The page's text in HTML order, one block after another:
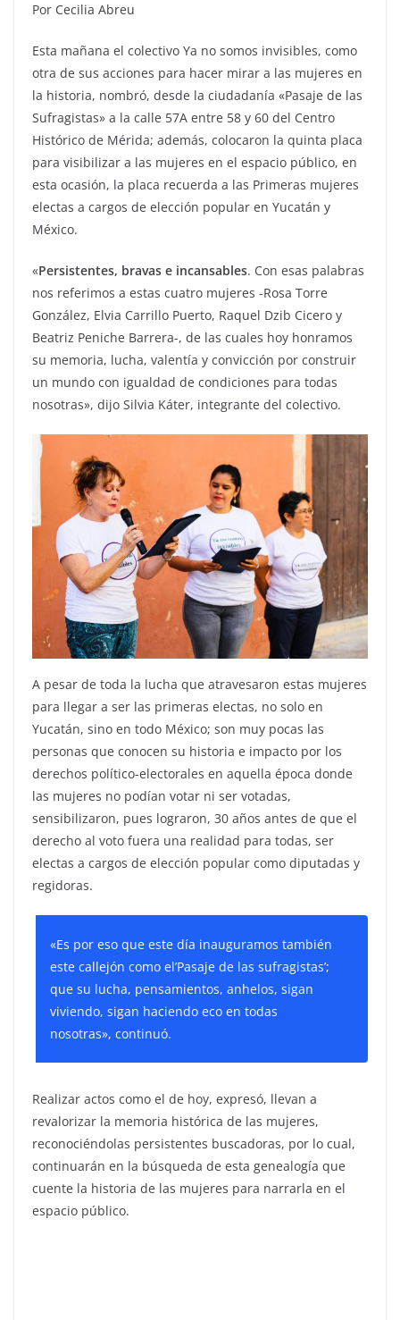
Por Cecilia Abreu
Esta mañana el colectivo Ya no somos invisibles, como
otra de sus acciones para hacer mirar a las mujeres en
la historia, nombró, desde la ciudadanía «Pasaje de las
Sufragistas» a la calle 57A entre 58 y 60 del Centro
Histórico de Mérida; además, colocaron la quinta placa
para visibilizar a las mujeres en el espacio público, en
esta ocasión, la placa recuerda a las Primeras mujeres
electas a cargos de elección popular en Yucatán y
México.
«Persistentes, bravas e incansables. Con esas palabras
nos referimos a estas cuatro mujeres -Rosa Torre
González, Elvia Carrillo Puerto, Raquel Dzib Cicero y
Beatriz Peniche Barrera-, de las cuales hoy honramos
su memoria, lucha, valentía y convicción por construir
un mundo con igualdad de condiciones para todas
nosotras», dijo Silvia Káter, integrante del colectivo.
A pesar de toda la lucha que atravesaron estas mujeres
para llegar a ser las primeras electas, no solo en
Yucatán, sino en todo México; son muy pocas las
personas que conocen su historia e impacto por los
derechos político-electorales en aquella época donde
las mujeres no podían votar ni ser votadas,
sensibilizaron, pues lograron, 30 años antes de que el
derecho al voto fuera una realidad para todas, ser
electas a cargos de elección popular como diputadas y
regidoras.
«Es por eso que este día inauguramos también
este callejón como el’Pasaje de las sufragistas’;
que su lucha, pensamientos, anhelos, sigan
viviendo, sigan haciendo eco en todas
nosotras», continuó.
Realizar actos como el de hoy, expresó, llevan a
revalorizar la memoria histórica de las mujeres,
reconociéndolas persistentes buscadoras, por lo cual,
continuarán en la búsqueda de esta genealogía que
cuente la historia de las mujeres para narrarla en el
espacio público.